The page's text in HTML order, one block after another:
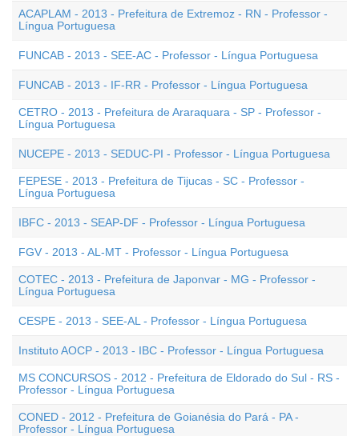
ACAPLAM - 2013 - Prefeitura de Extremoz - RN - Professor -
Língua Portuguesa
FUNCAB - 2013 - SEE-AC - Professor - Língua Portuguesa
FUNCAB - 2013 - IF-RR - Professor - Língua Portuguesa
CETRO - 2013 - Prefeitura de Araraquara - SP - Professor -
Língua Portuguesa
NUCEPE - 2013 - SEDUC-PI - Professor - Língua Portuguesa
FEPESE - 2013 - Prefeitura de Tijucas - SC - Professor -
Língua Portuguesa
IBFC - 2013 - SEAP-DF - Professor - Língua Portuguesa
FGV - 2013 - AL-MT - Professor - Língua Portuguesa
COTEC - 2013 - Prefeitura de Japonvar - MG - Professor -
Língua Portuguesa
CESPE - 2013 - SEE-AL - Professor - Língua Portuguesa
Instituto AOCP - 2013 - IBC - Professor - Língua Portuguesa
MS CONCURSOS - 2012 - Prefeitura de Eldorado do Sul - RS -
Professor - Língua Portuguesa
CONED - 2012 - Prefeitura de Goianésia do Pará - PA -
Professor - Língua Portuguesa